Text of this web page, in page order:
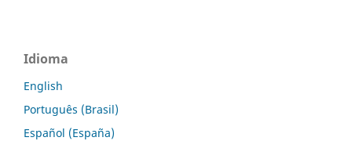
Idioma
English
Português (Brasil)
Español (España)